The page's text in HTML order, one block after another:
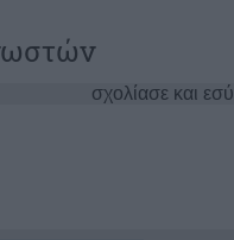
σχολίασε και εσύ